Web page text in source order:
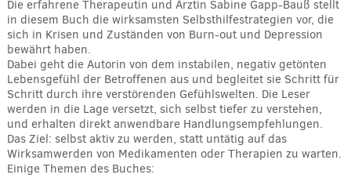
Die erfahrene Therapeutin und Ärztin Sabine Gapp-Bauß stellt
in diesem Buch die wirksamsten Selbsthilfestrategien vor, die
sich in Krisen und Zuständen von Burn-out und Depression
bewährt haben.
Dabei geht die Autorin von dem instabilen, negativ getönten
Lebensgefühl der Betroffenen aus und begleitet sie Schritt für
Schritt durch ihre verstörenden Gefühlswelten. Die Leser
werden in die Lage versetzt, sich selbst tiefer zu verstehen,
und erhalten direkt anwendbare Handlungsempfehlungen.
Das Ziel: selbst aktiv zu werden, statt untätig auf das
Wirksamwerden von Medikamenten oder Therapien zu warten.
Einige Themen des Buches: